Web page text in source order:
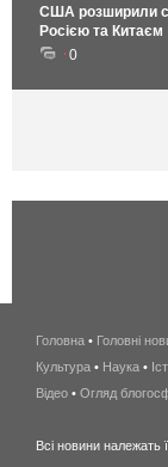
США розширили
Росією та Китаєм
0
Головна • Головні
Культура • Наука •
Відео • Огляд
Всі новини належать